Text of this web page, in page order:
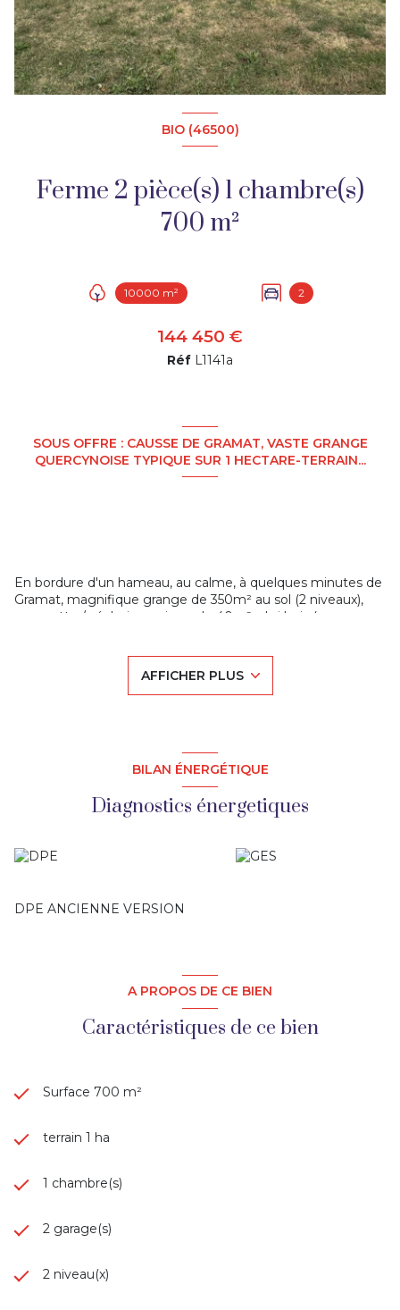
BIO (46500)
Ferme 2 pièce(s) 1 chambre(s)
700 m²
10000 m² 2
144 450 €
Réf L1141a
SOUS OFFRE : CAUSSE DE GRAMAT, VASTE GRANGE
QUERCYNOISE TYPIQUE SUR 1 HECTARE-TERRAIN...
En bordure d'un hameau, au calme, à quelques minutes de
Gramat, magnifique grange de 350m² au sol (2 niveaux),
grangette / séchoir en pierre de 40m², abri bois (murs en
Arrivée d'eau sur place, plusieurs parcelles constructibles,
Bâtiment de caractère exceptionnel dans un cadre
superbe, au calme, pour projets d'aménagements en tout
genre (lieu d'accueil, de réception, projets touristiques,
vaste demeure familiale à créer...)
A proximité des grands sites touristiques, Rocamadour,
Padirac, vallée de la Dordogne, grottes de Presque...
de caractère sur le Lot, la Corrèze et la Dordogne, vous
propose cette grange à vendre dans le Lot.
Les informations sur les risques auxquels ce bien est
AFFICHER PLUS
BILAN ÉNERGÉTIQUE
Diagnostics énergetiques
DPE ANCIENNE VERSION
A PROPOS DE CE BIEN
Caractéristiques de ce bien
Surface 700 m²
terrain 1 ha
1 chambre(s)
2 garage(s)
2 niveau(x)